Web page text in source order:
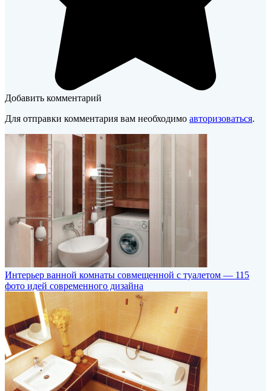
Добавить комментарий
Для отправки комментария вам необходимо авторизоваться.
Интерьер ванной комнаты совмещенной с туалетом — 115
фото идей современного дизайна